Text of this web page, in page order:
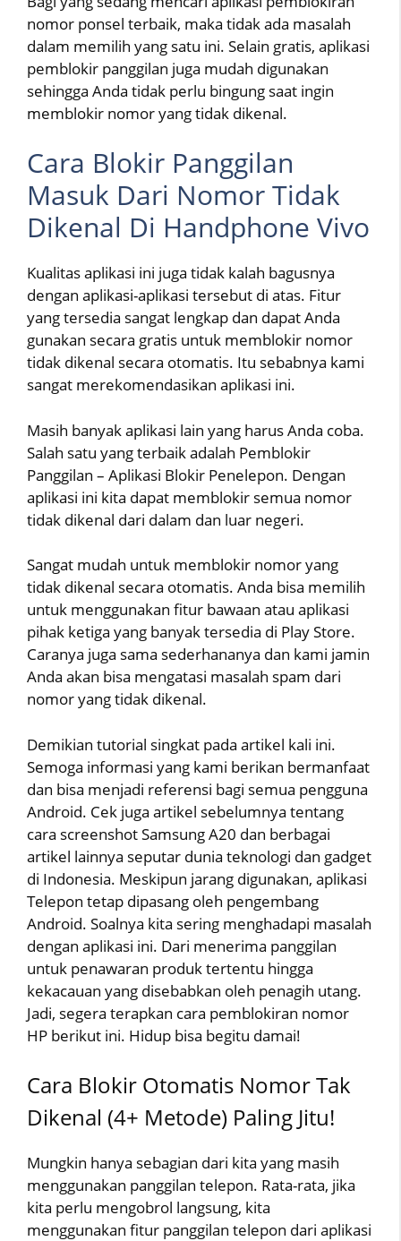
nomor ponsel terbaik, maka tidak ada masalah
dalam memilih yang satu ini. Selain gratis, aplikasi
pemblokir panggilan juga mudah digunakan
sehingga Anda tidak perlu bingung saat ingin
memblokir nomor yang tidak dikenal.
Cara Blokir Panggilan
Masuk Dari Nomor Tidak
Dikenal Di Handphone Vivo
Kualitas aplikasi ini juga tidak kalah bagusnya
dengan aplikasi-aplikasi tersebut di atas. Fitur
yang tersedia sangat lengkap dan dapat Anda
gunakan secara gratis untuk memblokir nomor
tidak dikenal secara otomatis. Itu sebabnya kami
sangat merekomendasikan aplikasi ini.
Masih banyak aplikasi lain yang harus Anda coba.
Salah satu yang terbaik adalah Pemblokir
Panggilan – Aplikasi Blokir Penelepon. Dengan
aplikasi ini kita dapat memblokir semua nomor
tidak dikenal dari dalam dan luar negeri.
Sangat mudah untuk memblokir nomor yang
tidak dikenal secara otomatis. Anda bisa memilih
untuk menggunakan fitur bawaan atau aplikasi
pihak ketiga yang banyak tersedia di Play Store.
Caranya juga sama sederhananya dan kami jamin
Anda akan bisa mengatasi masalah spam dari
nomor yang tidak dikenal.
Demikian tutorial singkat pada artikel kali ini.
Semoga informasi yang kami berikan bermanfaat
dan bisa menjadi referensi bagi semua pengguna
Android. Cek juga artikel sebelumnya tentang
cara screenshot Samsung A20 dan berbagai
artikel lainnya seputar dunia teknologi dan gadget
di Indonesia. Meskipun jarang digunakan, aplikasi
Telepon tetap dipasang oleh pengembang
Android. Soalnya kita sering menghadapi masalah
dengan aplikasi ini. Dari menerima panggilan
untuk penawaran produk tertentu hingga
kekacauan yang disebabkan oleh penagih utang.
Jadi, segera terapkan cara pemblokiran nomor
HP berikut ini. Hidup bisa begitu damai!
Cara Blokir Otomatis Nomor Tak
Dikenal (4+ Metode) Paling Jitu!
Mungkin hanya sebagian dari kita yang masih
menggunakan panggilan telepon. Rata-rata, jika
kita perlu mengobrol langsung, kita
menggunakan fitur panggilan telepon dari aplikasi